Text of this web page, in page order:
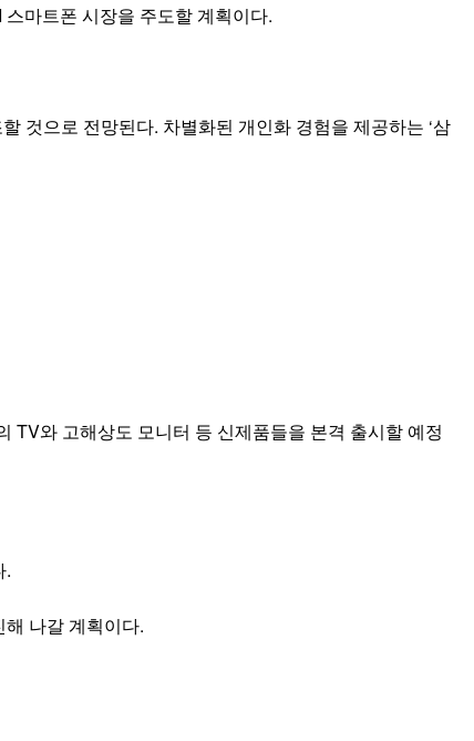
마트폰 시장을 주도할 계획이다.
으로 전망된다. 차별화된 개인화 경험을 제공하는 ‘삼
TV와 고해상도 모니터 등 신제품들을 본격 출시할 예정
.
나갈 계획이다.